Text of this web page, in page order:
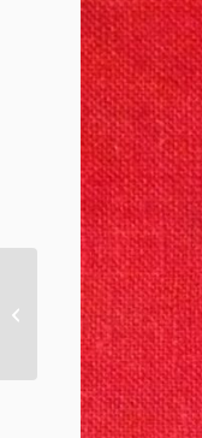
Ein Brief an alle Eltern